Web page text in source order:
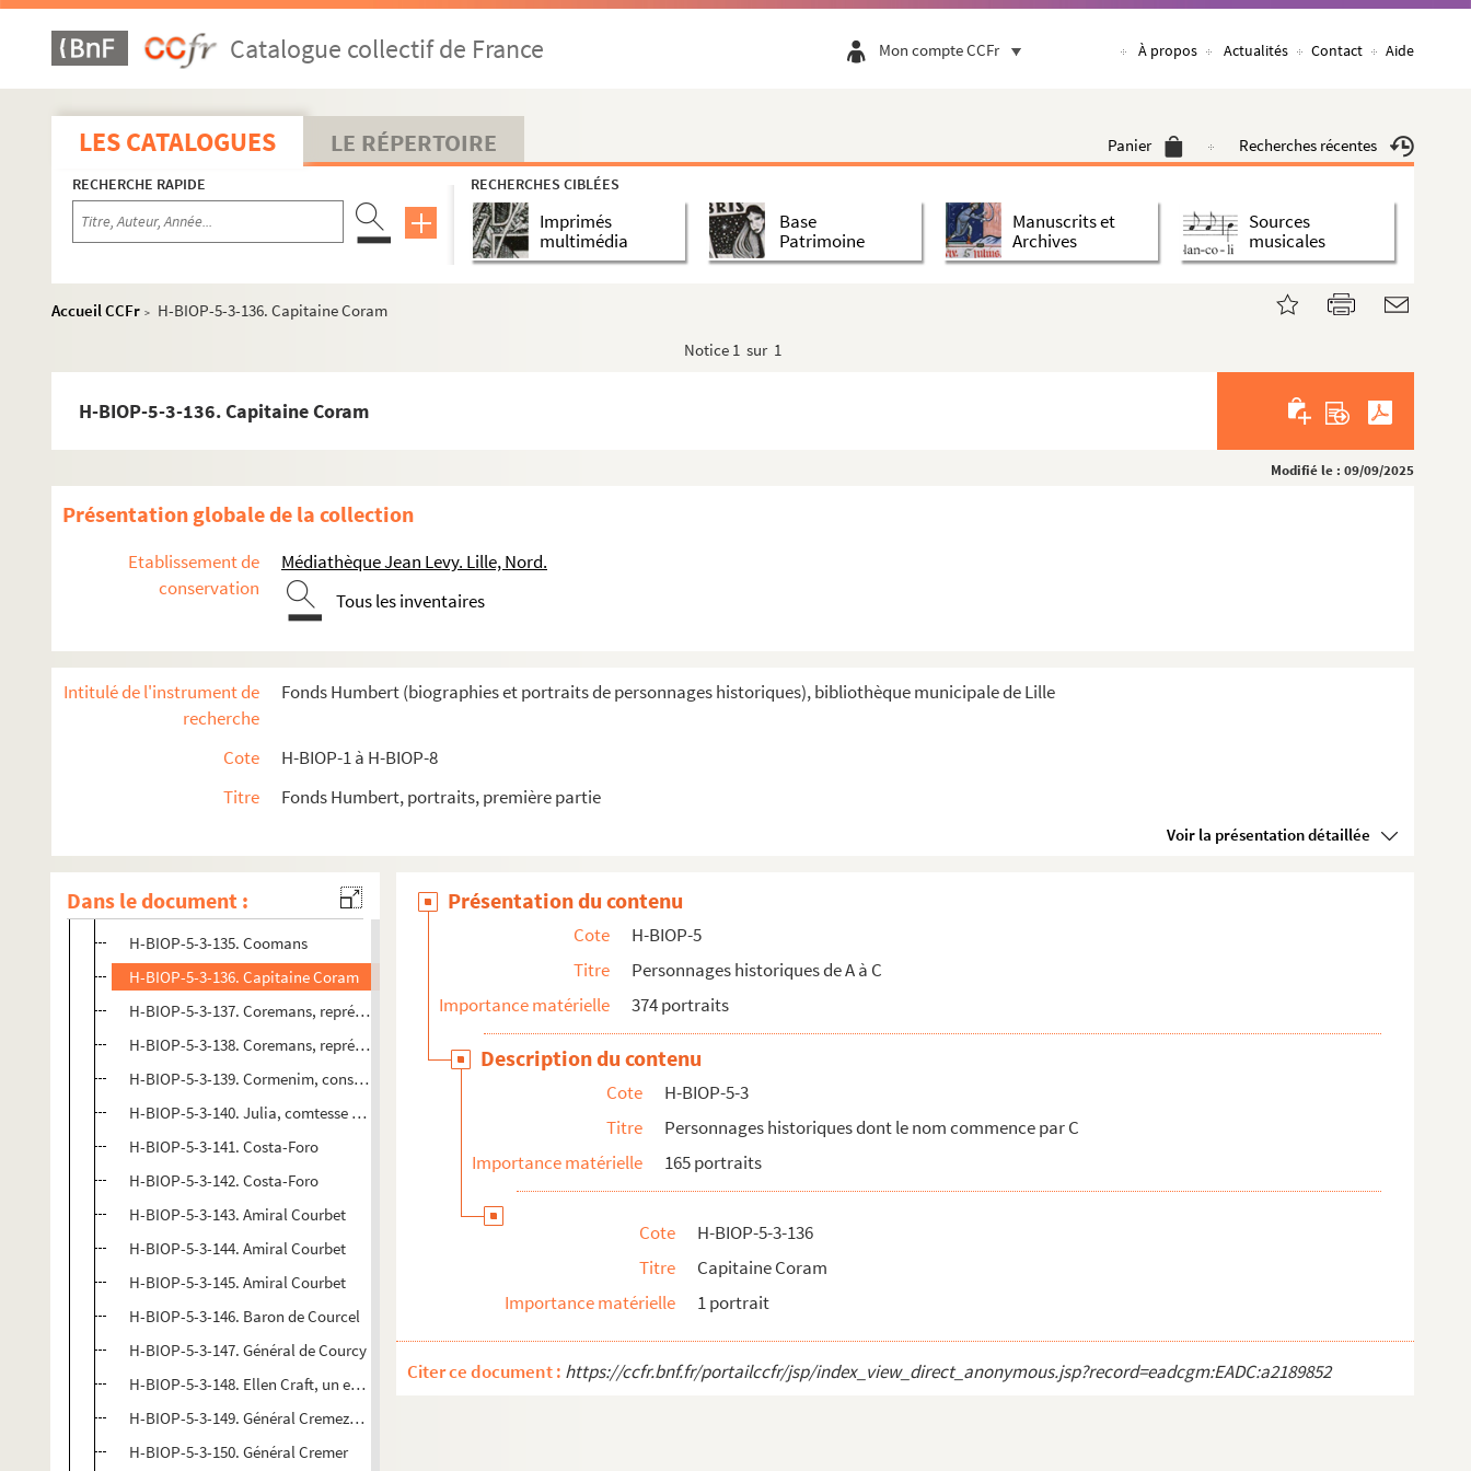
Catalogue collectif de France Mon compte CCFr À propos Actualités Contact Aide
LES CATALOGUES LE RÉPERTOIRE Panier Recherches récentes
RECHERCHE RAPIDE RECHERCHES CIBLÉES
Imprimés
multimédia
Base
Patrimoine
Manuscrits et
Archives
Sources
musicales
Accueil CCFr >
H-BIOP-5-3-136. Capitaine Coram
Notice 1 sur 1
H-BIOP-5-3-136. Capitaine Coram
Modifié le : 09/09/2025
Présentation globale de la collection
Etablissement de
conservation
Médiathèque Jean Levy. Lille, Nord.
Tous les inventaires
Intitulé de l'instrument de
recherche
Fonds Humbert (biographies et portraits de personnages historiques), bibliothèque municipale de Lille
Cote
H-BIOP-1 à H-BIOP-8
Titre
Fonds Humbert, portraits, première partie
Voir la présentation détaillée
Dans le document :
H-BIOP-5-3-109. Richard Cobden
H-BIOP-5-3-110. Richard Cobden
H-BIOP-5-3-111. M. Cohn, préfet de la Loire
H-BIOP-5-3-112. Général Coiffé
H-BIOP-5-3-113. Général Coiffé
H-BIOP-5-3-114. Général Coiffé
H-BIOP-5-3-119. Colbert
H-BIOP-5-3-122. Colfravu
H-BIOP-5-3-124. Marie Collart, dite Lolo et Eugène T'kint de Reodenbeke
H-BIOP-5-3-125. Collingwood
H-BIOP-5-3-127. Compayré
H-BIOP-5-3-128. Condé
H-BIOP-5-3-131. Constans
H-BIOP-5-3-133. Benjamin Constant
H-BIOP-5-3-134. Nicolas Conyngham
H-BIOP-5-3-135. Coomans
H-BIOP-5-3-136. Capitaine Coram
H-BIOP-5-3-137. Coremans, représantant de l'arrondissement d'Anvers
H-BIOP-5-3-138. Coremans, représantant de l'arrondissement d'Anvers
H-BIOP-5-3-139. Cormenim, conseiller d'Etat
H-BIOP-5-3-140. Julia, comtesse de Cornouailles
H-BIOP-5-3-141. Costa-Foro
H-BIOP-5-3-142. Costa-Foro
H-BIOP-5-3-143. Amiral Courbet
H-BIOP-5-3-144. Amiral Courbet
H-BIOP-5-3-145. Amiral Courbet
H-BIOP-5-3-146. Baron de Courcel
H-BIOP-5-3-147. Général de Courcy
H-BIOP-5-3-148. Ellen Craft, un esclave fugitif
H-BIOP-5-3-149. Général Cremezel de Kerhué
H-BIOP-5-3-150. Général Cremer
Présentation du contenu
Cote
H-BIOP-5
Titre
Personnages historiques de A à C
Importance matérielle
374 portraits
Description du contenu
Cote
H-BIOP-5-3
Titre
Personnages historiques dont le nom commence par C
Importance matérielle
165 portraits
Cote
H-BIOP-5-3-136
Titre
Capitaine Coram
Importance matérielle
1 portrait
Citer ce document : https://ccfr.bnf.fr/portailccfr/jsp/index_view_direct_anonymous.jsp?record=eadcgm:EADC:a2189852